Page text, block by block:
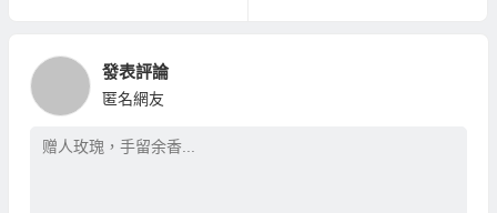
發表評論
匿名網友